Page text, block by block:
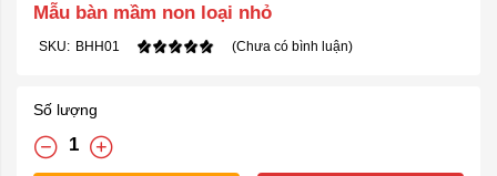
Mẫu bàn mầm non loại nhỏ
SKU: BHH01 (Chưa có bình luận)
Số lượng